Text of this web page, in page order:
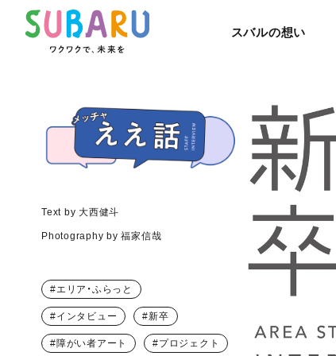
スバルの想い
Text by 大西健斗
Photography by 福家信哉
エリア・ふらっと
インタビュー 新卒
障がい者アート プロジェクト